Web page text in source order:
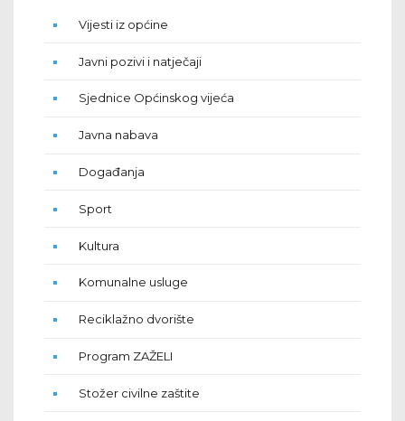
Vijesti iz općine
Javni pozivi i natječaji
Sjednice Općinskog vijeća
Javna nabava
Događanja
Sport
Kultura
Komunalne usluge
Reciklažno dvorište
Program ZAŽELI
Stožer civilne zaštite